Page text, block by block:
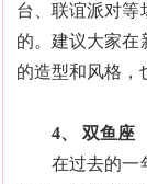
台、联谊派对等
的。建议大家在
的造型和风格，
4、 双鱼座
在过去的一年